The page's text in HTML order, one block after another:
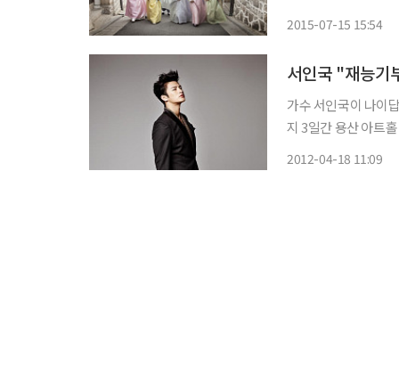
2015-07-15 15:54
서인국 "재능기
가수 서인국이 나이답지않게
지 3일간 용산 아트
2012-04-18 11:09